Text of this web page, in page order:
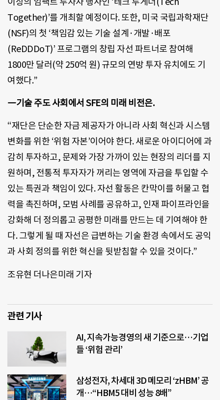
Together)’를 개최할 예정이다. 또한, 미국 국립과학재단
(NSF)의 첫 ‘책임감 있는 기술 설계·개발·배포
(ReDDDoT)’ 프로그램의 창립 자선 파트너로 참여해
1800만 달러(약 250억 원) 규모의 연방 투자 유치에도 기
여했다.”
―기술 주도 사회에서 SFE의 미래 비전은.
“재단은 단순한 자금 제공자가 아니라 사회 혁신과 시스템
변화를 위한 ‘위험 자본’이어야 한다. 새로운 아이디어에 과
감히 투자하고, 문제와 가장 가까이 있는 현장의 리더를 지
원하며, 전통적 투자자가 꺼리는 영역에 자금을 투입할 수
있는 특권과 책임이 있다. 자선 활동은 칸막이를 허물고 협
력을 촉진하며, 모범 사례를 공유하고, 인재 파이프라인을
강화해 더 정의롭고 공평한 미래를 만드는 데 기여해야 한
다. 그렇게 될 때 자선은 급변하는 기술 환경 속에서도 공익
과 사회 정의를 위한 혁신을 뒷받침할 수 있을 것이다.”
조유현 더나은미래 기자
관련 기사
AI, 지속가능경영의 새 기준으로…기업
들 ‘위험 관리’
삼성전자, 차세대 3D 메모리 ‘zHBM’ 공
개…“HBM5 대비 성능 8배”